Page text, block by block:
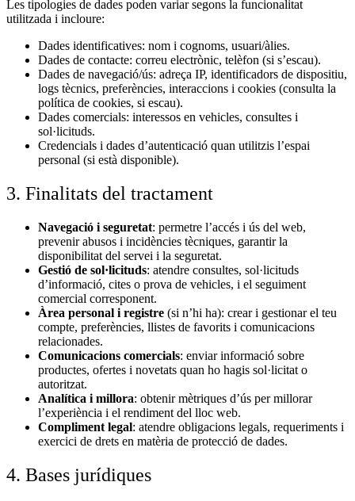
Les tipologies de dades poden variar segons la funcionalitat
utilitzada i incloure:
Dades identificatives: nom i cognoms, usuari/àlies.
Dades de contacte: correu electrònic, telèfon (si s’escau).
Dades de navegació/ús: adreça IP, identificadors de dispositiu,
logs tècnics, preferències, interaccions i cookies (consulta la
política de cookies, si escau).
Dades comercials: interessos en vehicles, consultes i
sol·licituds.
Credencials i dades d’autenticació quan utilitzis l’espai
personal (si està disponible).
3. Finalitats del tractament
Navegació i seguretat: permetre l’accés i ús del web,
prevenir abusos i incidències tècniques, garantir la
disponibilitat del servei i la seguretat.
Gestió de sol·licituds: atendre consultes, sol·licituds
d’informació, cites o prova de vehicles, i el seguiment
comercial corresponent.
Àrea personal i registre (si n’hi ha): crear i gestionar el teu
compte, preferències, llistes de favorits i comunicacions
relacionades.
Comunicacions comercials: enviar informació sobre
productes, ofertes i novetats quan ho hagis sol·licitat o
autoritzat.
Analítica i millora: obtenir mètriques d’ús per millorar
l’experiència i el rendiment del lloc web.
Compliment legal: atendre obligacions legals, requeriments i
exercici de drets en matèria de protecció de dades.
4. Bases jurídiques